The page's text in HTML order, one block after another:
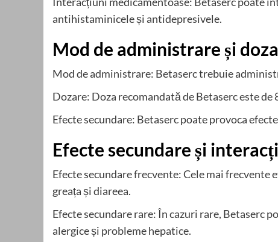
antihistaminicele și antidepresivele.
Mod de administrare și
Mod de administrare: Betaserc trebuie
Dozare: Doza recomandată de Betaserc este
Efecte secundare: Betaserc poate provoca
Efecte secundare și
Efecte secundare frecvente: Cele mai frecvente
greața și diareea.
Efecte secundare rare: În cazuri rare, Betaserc
alergice și probleme hepatice.